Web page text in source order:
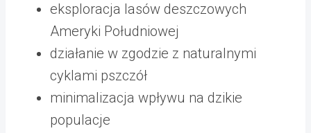
eksploracja lasów deszczowych
Ameryki Południowej
działanie w zgodzie z naturalnymi
cyklami pszczół
minimalizacja wpływu na dzikie
populacje